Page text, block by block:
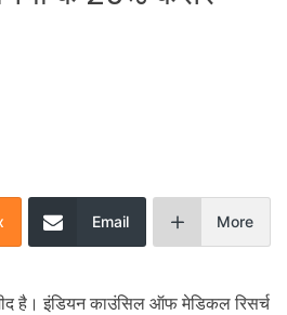
Email More
है। इंडियन काउंसिल ऑफ मेडिकल रिसर्च